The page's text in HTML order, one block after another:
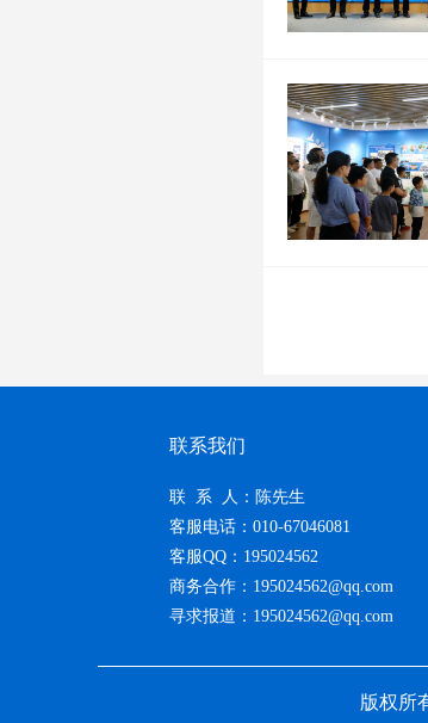
联系我们
联 系 人：陈先生
客服电话：010-67046081
客服QQ：195024562
商务合作：195024562@qq.com
寻求报道：195024562@qq.com
版权所